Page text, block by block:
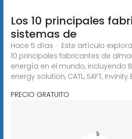
Los 10 principales
sistemas de
Hace 5 días · Este artículo
10 principales fabricantes de
energía en el mundo, incluyendo
energy solution, CATL, SAFT, Invinity
PRECIO GRATUITO